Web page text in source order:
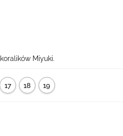
Miyuki.
17
cm
18
cm
19
cm